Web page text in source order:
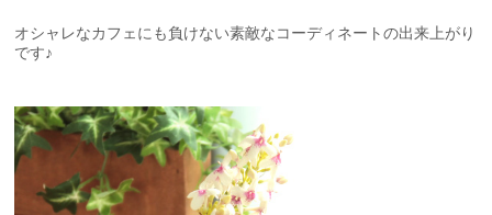
オシャレなカフェにも負けない素敵なコーディネートの出来上がり
です♪